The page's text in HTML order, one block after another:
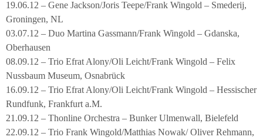
19.06.12 – Gene Jackson/Joris Teepe/Frank Wingold – Smederij,
Groningen, NL
03.07.12 – Duo Martina Gassmann/Frank Wingold – Gdanska,
Oberhausen
08.09.12 – Trio Efrat Alony/Oli Leicht/Frank Wingold – Felix
Nussbaum Museum, Osnabrück
16.09.12 – Trio Efrat Alony/Oli Leicht/Frank Wingold – Hessischer
Rundfunk, Frankfurt a.M.
21.09.12 – Thonline Orchestra – Bunker Ulmenwall, Bielefeld
22.09.12 – Trio Frank Wingold/Matthias Nowak/ Oliver Rehmann,